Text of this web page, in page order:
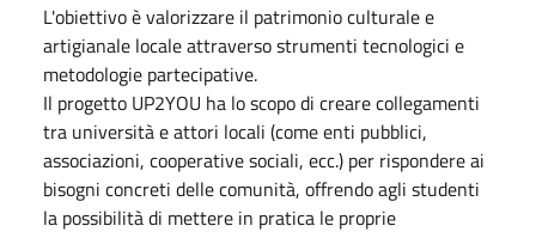
L'obiettivo è valorizzare il patrimonio culturale e
artigianale locale attraverso strumenti tecnologici e
metodologie partecipative.
Il progetto UP2YOU ha lo scopo di creare collegamenti
tra università e attori locali (come enti pubblici,
associazioni, cooperative sociali, ecc.) per rispondere ai
bisogni concreti delle comunità, offrendo agli studenti
la possibilità di mettere in pratica le proprie